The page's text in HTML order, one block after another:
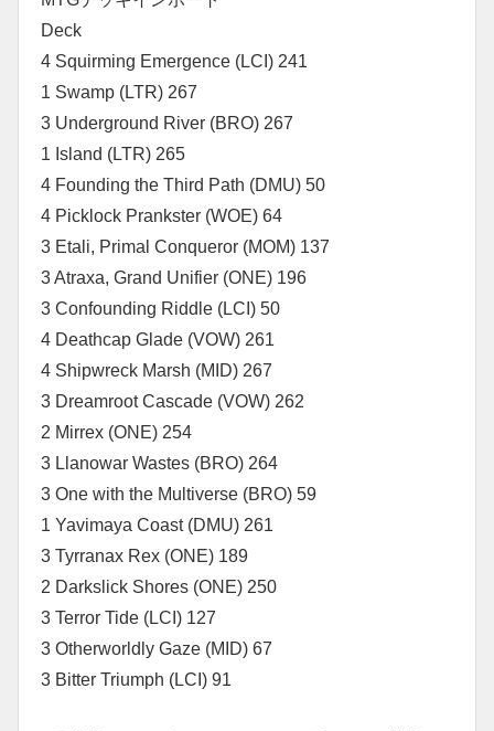
Deck
4 Squirming Emergence (LCI) 241
1 Swamp (LTR) 267
3 Underground River (BRO) 267
1 Island (LTR) 265
4 Founding the Third Path (DMU) 50
4 Picklock Prankster (WOE) 64
3 Etali, Primal Conqueror (MOM) 137
3 Atraxa, Grand Unifier (ONE) 196
3 Confounding Riddle (LCI) 50
4 Deathcap Glade (VOW) 261
4 Shipwreck Marsh (MID) 267
3 Dreamroot Cascade (VOW) 262
2 Mirrex (ONE) 254
3 Llanowar Wastes (BRO) 264
3 One with the Multiverse (BRO) 59
1 Yavimaya Coast (DMU) 261
3 Tyrranax Rex (ONE) 189
2 Darkslick Shores (ONE) 250
3 Terror Tide (LCI) 127
3 Otherworldly Gaze (MID) 67
3 Bitter Triumph (LCI) 91